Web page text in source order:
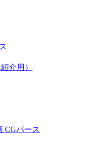
介用）
CGパース